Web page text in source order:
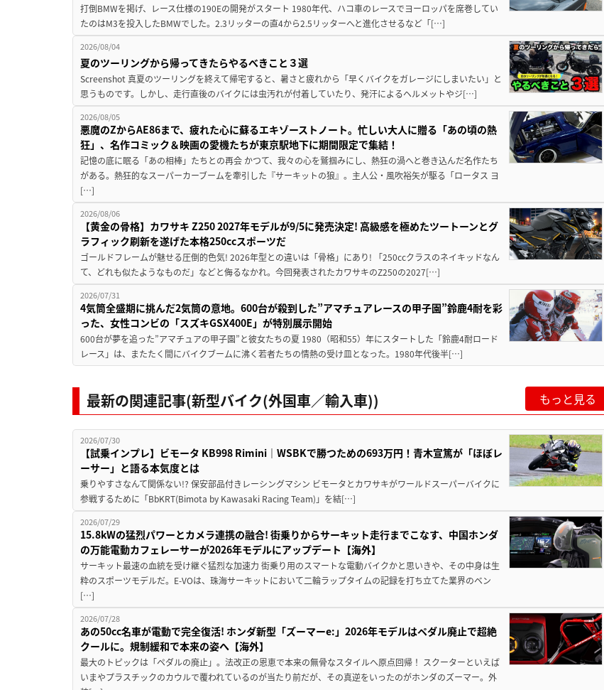
打倒BMWを掲げ、レース仕様の190Eの開発がスタート 1980年代、ハコ車のレースでヨーロッパを席巻してい
たのはM3を投入したBMWでした。2.3リッターの直4から2.5リッターへと進化させるなど「[…]
2026/08/04
夏のツーリングから帰ってきたらやるべきこと３選
Screenshot 真夏のツーリングを終えて帰宅すると、暑さと疲れから「早くバイクをガレージにしまいたい」と
思うものです。しかし、走行直後のバイクには虫汚れが付着していたり、発汗によるヘルメットやジ[…]
2026/08/05
悪魔のZからAE86まで、疲れた心に蘇るエキゾーストノート。忙しい大人に贈る「あの頃の熱
狂」、名作コミック＆映画の愛機たちが東京駅地下に期間限定で集結！
記憶の底に眠る「あの相棒」たちとの再会 かつて、我々の心を鷲掴みにし、熱狂の渦へと巻き込んだ名作たち
がある。熱狂的なスーパーカーブームを牽引した『サーキットの狼』。主人公・風吹裕矢が駆る「ロータス ヨ
[…]
2026/08/06
【黄金の骨格】カワサキ Z250 2027年モデルが9/5に発売決定! 高級感を極めたツートーンとグ
ラフィック刷新を遂げた本格250ccスポーツだ
ゴールドフレームが魅せる圧倒的色気! 2026年型との違いは「骨格」にあり! 「250ccクラスのネイキッドなん
て、どれも似たようなものだ」などと侮るなかれ。今回発表されたカワサキのZ250の2027[…]
2026/07/31
4気筒全盛期に挑んだ2気筒の意地。600台が殺到した”アマチュアレースの甲子園”鈴鹿4耐を彩
った、女性コンビの「スズキGSX400E」が特別展示開始
600台が夢を追った”アマチュアの甲子園”と彼女たちの夏 1980（昭和55）年にスタートした「鈴鹿4耐ロード
レース」は、またたく間にバイクブームに沸く若者たちの情熱の受け皿となった。1980年代後半[…]
最新の関連記事(新型バイク(外国車／輸入車)) もっと見る
2026/07/30
【試乗インプレ】ビモータ KB998 Rimini｜WSBKで勝つための693万円！青木宣篤が「ほぼレ
ーサー」と語る本気度とは
乗りやすさなんて関係ない!? 保安部品付きレーシングマシン ビモータとカワサキがワールドスーパーバイクに
参戦するために「BbKRT(Bimota by Kawasaki Racing Team)」を結[…]
2026/07/29
15.8kWの猛烈パワーとカメラ連携の融合! 街乗りからサーキット走行までこなす、中国ホンダ
の万能電動カフェレーサーが2026年モデルにアップデート【海外】
サーキット最速の血統を受け継ぐ猛烈な加速力 街乗り用のスマートな電動バイクかと思いきや、その中身は生
粋のスポーツモデルだ。E-VOは、珠海サーキットにおいて二輪ラップタイムの記録を打ち立てた業界のベン
[…]
2026/07/28
あの50cc名車が電動で完全復活! ホンダ新型「ズーマーe:」2026年モデルはペダル廃止で超絶
クールに。規制緩和で本来の姿へ【海外】
最大のトピックは「ペダルの廃止」。法改正の恩恵で本来の無骨なスタイルへ原点回帰！ スクーターといえば
いまやプラスチックのカウルで覆われているのが当たり前だが、その真逆をいったのがホンダのズーマー。外